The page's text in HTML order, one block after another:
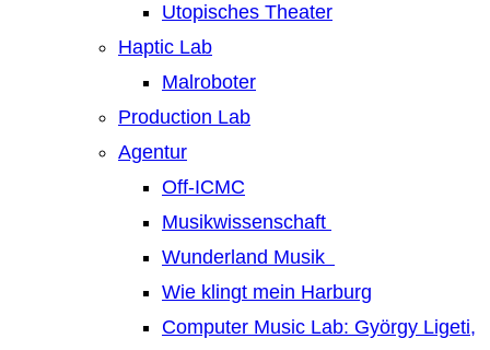
Utopisches Theater
Haptic Lab
Malroboter
Production Lab
Agentur
Off-ICMC
Musikwissenschaft
Wunderland Musik
Wie klingt mein Harburg
Computer Music Lab: György Ligeti,